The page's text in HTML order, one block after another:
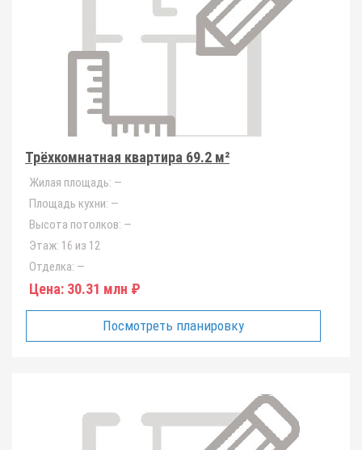
Трёхкомнатная квартира 69.2 м²
Жилая площадь: —
Площадь кухни: —
Высота потолков: —
Этаж: 16 из 12
Отделка: —
Цена: 30.31 млн ₽
Посмотреть планировку